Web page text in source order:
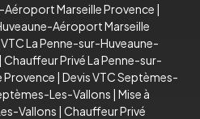
Marseille Provence |
Aéroport Marseille
La Penne-sur-Huveaune-
| Chauffeur Privé La Penne-sur-
Provence | Devis VTC Septèmes-
Les-Vallons | Mise à
Vallons | Chauffeur Privé